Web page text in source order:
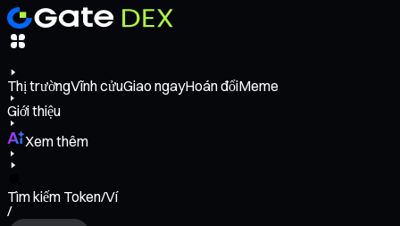
Thị trườngVĩnh cửuGiao ngayHoán đổiMeme
Giới thiệu
Xem thêm
Tìm kiếm Token/Ví
/